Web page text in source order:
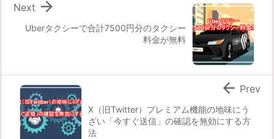
Uberタクシーで合計7500円分のタクシー
料金が無料

Next
X（旧Twitter）プレミアム機能の地味にう
ざい「今すぐ送信」の確認を無効にする方
法
 Prev